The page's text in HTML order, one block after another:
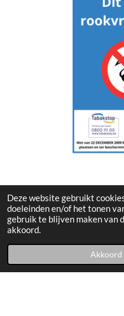
Deze website gebruikt
doeleinden en/of het tonen
gebruik te blijven maken van
akkoord.
Akkoord
BTW 0844.589.589
© 2023 - 2026 Paepehof
Powered byJouwWeb
Kaart